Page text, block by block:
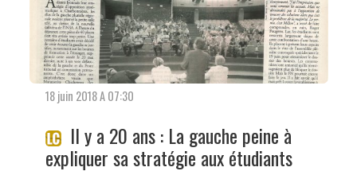
18 juin 2018 A 07:30
Il y a 20 ans : La gauche peine à
expliquer sa stratégie aux étudiants